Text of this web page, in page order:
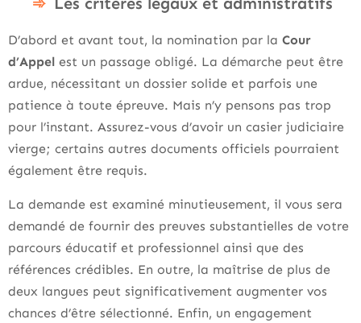
D’abord et avant tout, la nomination par la Cour
d’Appel est un passage obligé. La démarche peut être
ardue, nécessitant un dossier solide et parfois une
patience à toute épreuve. Mais n’y pensons pas trop
pour l’instant. Assurez-vous d’avoir un casier judiciaire
vierge; certains autres documents officiels pourraient
également être requis.
La demande est examiné minutieusement, il vous sera
demandé de fournir des preuves substantielles de votre
parcours éducatif et professionnel ainsi que des
références crédibles. En outre, la maîtrise de plus de
deux langues peut significativement augmenter vos
chances d’être sélectionné. Enfin, un engagement